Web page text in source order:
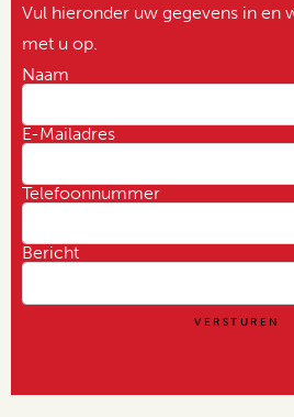
Vul hieronder uw gegevens in en
met u op.
Naam
E-Mailadres
Telefoonnummer
Bericht